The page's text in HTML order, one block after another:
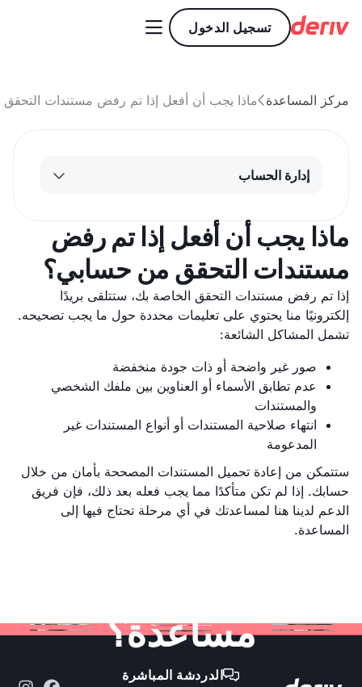
تسجيل الدخول 
مركز المساعدةماذا يجب أن أفعل إذا تم رفض مستندات
إدارة الحساب
ماذا يجب أن أفعل إذا تم رفض
مستندات التحقق من حسابي؟
إذا تم رفض مستندات التحقق الخاصة بك، ستتلقى بريدًا
إلكترونيًا منا يحتوي على تعليمات محددة حول ما يجب تصحيحه.
تشمل المشاكل الشائعة:
صور غير واضحة أو ذات جودة منخفضة
عدم تطابق الأسماء أو العناوين بين ملفك الشخصي
والمستندات
انتهاء صلاحية المستندات أو أنواع المستندات غير
المدعومة
ستتمكن من إعادة تحميل المستندات المصححة بأمان من خلال
حسابك. إذا لم تكن متأكدًا مما يجب فعله بعد ذلك، فإن فريق
الدعم لدينا هنا لمساعدتك في أي مرحلة تحتاج فيها إلى
المساعدة.
مساعدة؟
الدردشة المباشرة